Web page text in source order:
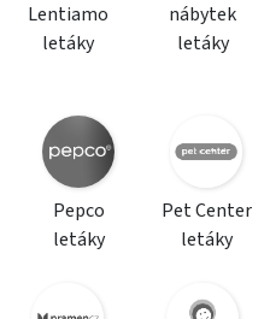
Lentiamo
letáky
nábytek
letáky
Pepco
letáky
Pet Center
letáky